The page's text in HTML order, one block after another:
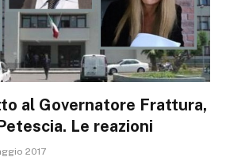
al Governatore Frattura,
Le reazioni
2017